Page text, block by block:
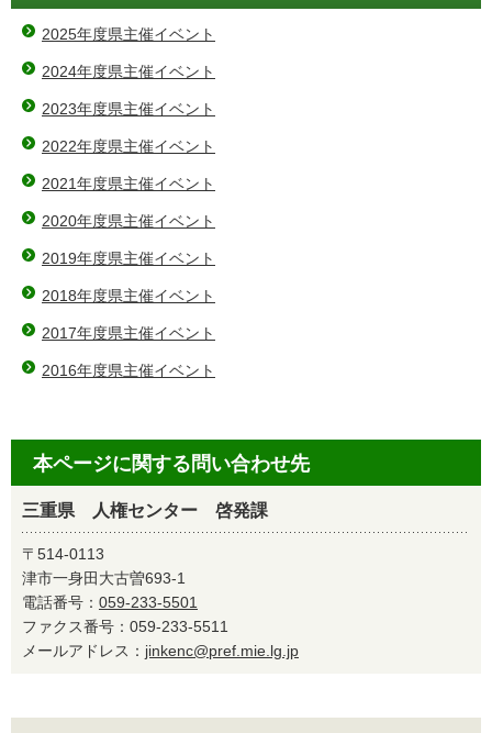
2025年度県主催イベント
2024年度県主催イベント
2023年度県主催イベント
2022年度県主催イベント
2021年度県主催イベント
2020年度県主催イベント
2019年度県主催イベント
2018年度県主催イベント
2017年度県主催イベント
2016年度県主催イベント
本ページに関する問い合わせ先
三重県 人権センター 啓発課
〒514-0113
津市一身田大古曽693-1
電話番号： 059-233-5501
ファクス番号：059-233-5511
メールアドレス： jinkenc@pref.mie.lg.jp